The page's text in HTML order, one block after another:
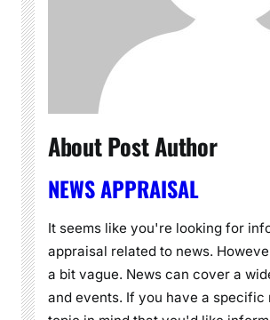
About Post Author
NEWS APPRAISAL
It seems like you're looking for
appraisal related to news.
a bit vague. News can cover a
and events. If you have a specific